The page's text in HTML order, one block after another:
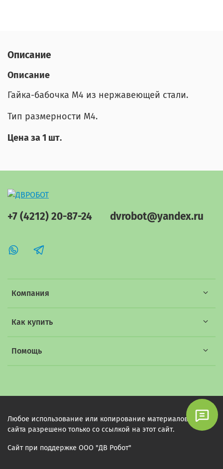
Описание
Описание
Гайка-бабочка М4 из нержавеющей стали.
Тип размерности М4.
Цена за 1 шт.
Компания
Как купить
Помощь
+7 (4212) 20-87-24 dvrobot@yandex.ru
Любое использование или копирование материалов этого
сайта разрешено только со ссылкой на этот сайт.
Сайт при поддержке ООО "ДВ Робот"